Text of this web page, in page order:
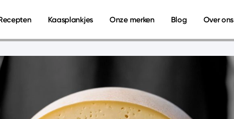
Kaasplankjes Onze merken Blog Over ons